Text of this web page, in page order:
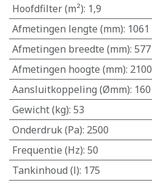
Hoofdfilter (m²): 1,9
Afmetingen lengte (mm): 1061
Afmetingen breedte (mm): 577
Afmetingen hoogte (mm): 2100
Aansluitkoppeling (Ømm): 160
Gewicht (kg): 53
Onderdruk (Pa): 2500
Frequentie (Hz): 50
Tankinhoud (l): 175